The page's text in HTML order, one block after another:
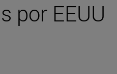
por EEUU